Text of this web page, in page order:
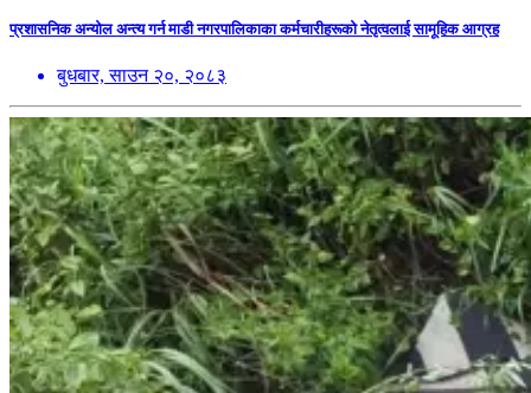
प्रशासनिक अन्योल अन्त्य गर्न माडी नगरपालिकाका कर्मचारीहरूको नेतृत्वलाई सामूहिक आग्रह
बुधबार, साउन २०, २०८३